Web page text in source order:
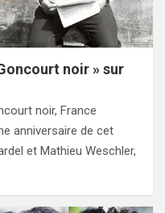
noir » sur
noir, France
anniversaire de cet
et Mathieu Weschler,